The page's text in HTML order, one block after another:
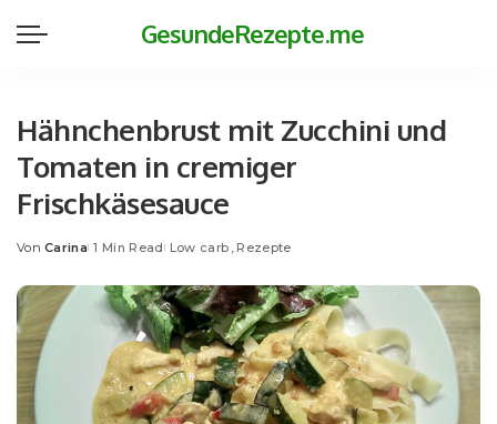
GesundeRezepte.me
Hähnchenbrust mit Zucchini und
Tomaten in cremiger
Frischkäsesauce
Posted
Von Carina 1 Min Read Low carb Rezepte